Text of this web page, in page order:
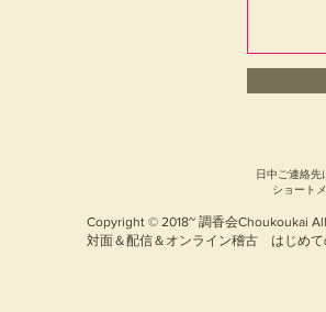
日中ご連絡先
ショート
Copyright © 2018~ 調香会Choukoukai
対面＆配信＆オンライン稽古 はじめ